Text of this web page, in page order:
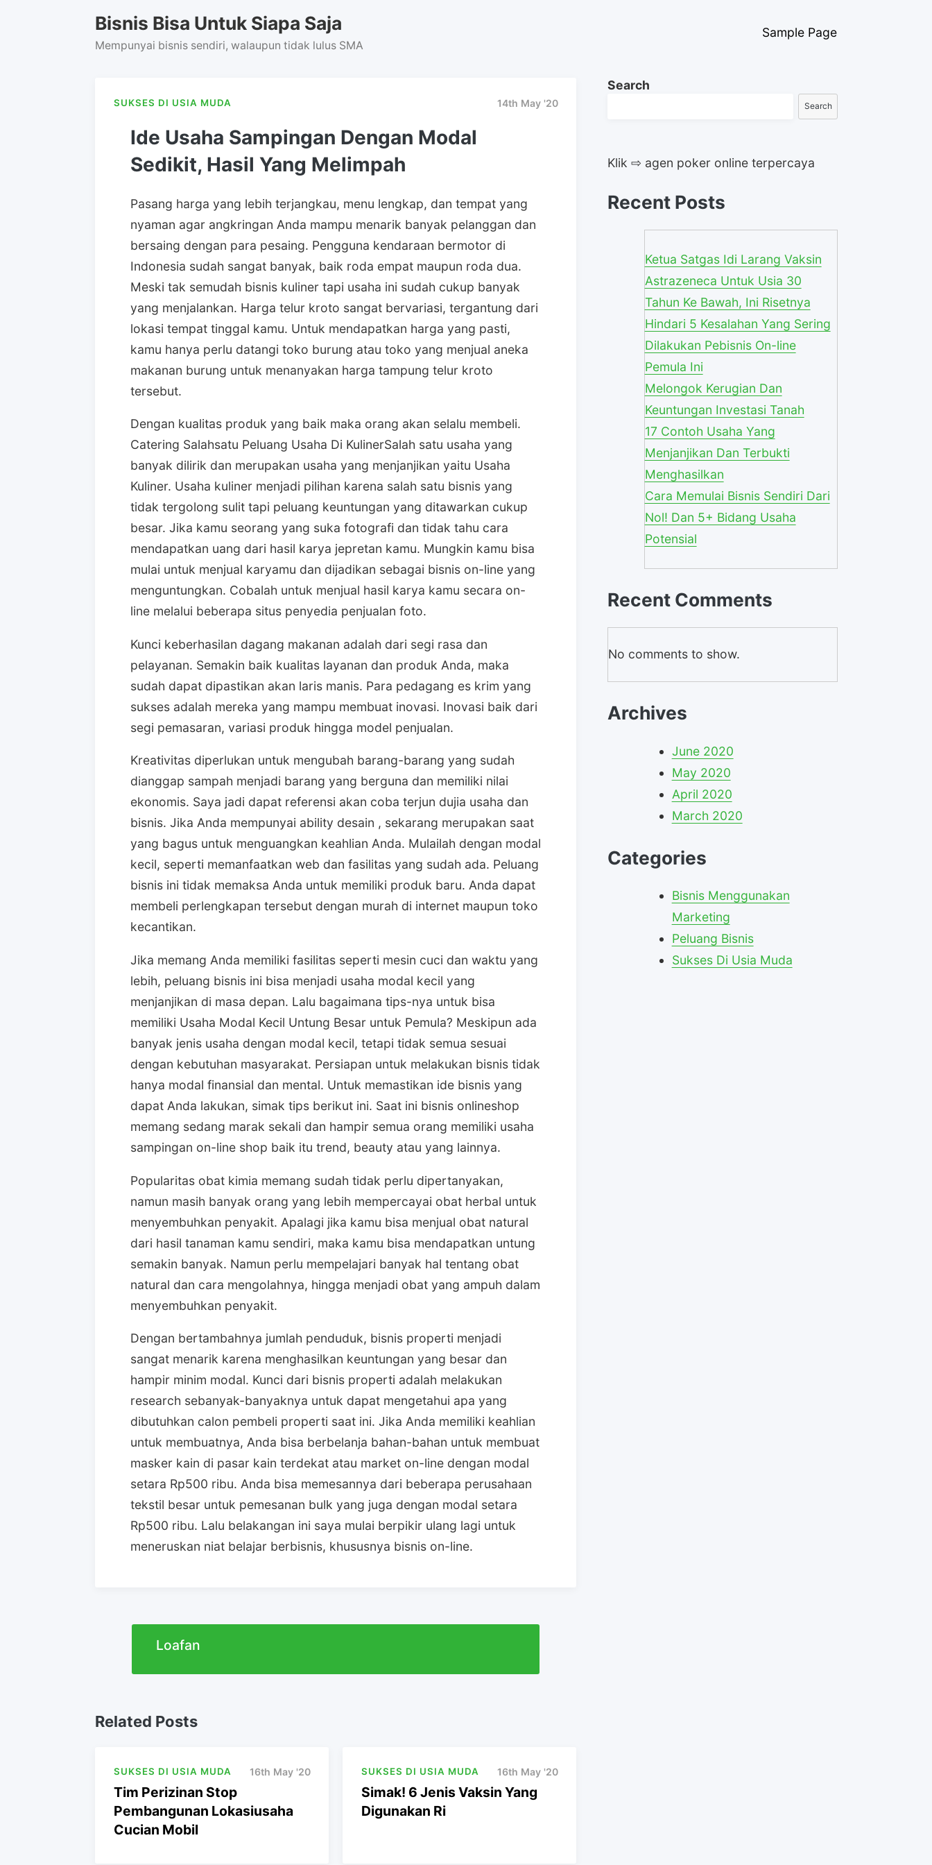
content
Bisnis Bisa Untuk Siapa Saja
Mempunyai bisnis sendiri, walaupun tidak lulus SMA
Sample Page
SUKSES DI USIA MUDA 14th May '20
Ide Usaha Sampingan Dengan Modal
Sedikit, Hasil Yang Melimpah
Pasang harga yang lebih terjangkau, menu lengkap, dan tempat yang
nyaman agar angkringan Anda mampu menarik banyak pelanggan dan
bersaing dengan para pesaing. Pengguna kendaraan bermotor di
Indonesia sudah sangat banyak, baik roda empat maupun roda dua.
Meski tak semudah bisnis kuliner tapi usaha ini sudah cukup banyak
yang menjalankan. Harga telur kroto sangat bervariasi, tergantung dari
lokasi tempat tinggal kamu. Untuk mendapatkan harga yang pasti,
kamu hanya perlu datangi toko burung atau toko yang menjual aneka
makanan burung untuk menanyakan harga tampung telur kroto
tersebut.
Dengan kualitas produk yang baik maka orang akan selalu membeli.
Catering Salahsatu Peluang Usaha Di KulinerSalah satu usaha yang
banyak dilirik dan merupakan usaha yang menjanjikan yaitu Usaha
Kuliner. Usaha kuliner menjadi pilihan karena salah satu bisnis yang
tidak tergolong sulit tapi peluang keuntungan yang ditawarkan cukup
besar. Jika kamu seorang yang suka fotografi dan tidak tahu cara
mendapatkan uang dari hasil karya jepretan kamu. Mungkin kamu bisa
mulai untuk menjual karyamu dan dijadikan sebagai bisnis on-line yang
menguntungkan. Cobalah untuk menjual hasil karya kamu secara on-
line melalui beberapa situs penyedia penjualan foto.
Kunci keberhasilan dagang makanan adalah dari segi rasa dan
pelayanan. Semakin baik kualitas layanan dan produk Anda, maka
sudah dapat dipastikan akan laris manis. Para pedagang es krim yang
sukses adalah mereka yang mampu membuat inovasi. Inovasi baik dari
segi pemasaran, variasi produk hingga model penjualan.
Kreativitas diperlukan untuk mengubah barang-barang yang sudah
dianggap sampah menjadi barang yang berguna dan memiliki nilai
ekonomis. Saya jadi dapat referensi akan coba terjun dujia usaha dan
bisnis. Jika Anda mempunyai ability desain , sekarang merupakan saat
yang bagus untuk menguangkan keahlian Anda. Mulailah dengan modal
kecil, seperti memanfaatkan web dan fasilitas yang sudah ada. Peluang
bisnis ini tidak memaksa Anda untuk memiliki produk baru. Anda dapat
membeli perlengkapan tersebut dengan murah di internet maupun toko
kecantikan.
Jika memang Anda memiliki fasilitas seperti mesin cuci dan waktu yang
lebih, peluang bisnis ini bisa menjadi usaha modal kecil yang
menjanjikan di masa depan. Lalu bagaimana tips-nya untuk bisa
memiliki Usaha Modal Kecil Untung Besar untuk Pemula? Meskipun ada
banyak jenis usaha dengan modal kecil, tetapi tidak semua sesuai
dengan kebutuhan masyarakat. Persiapan untuk melakukan bisnis tidak
hanya modal finansial dan mental. Untuk memastikan ide bisnis yang
dapat Anda lakukan, simak tips berikut ini. Saat ini bisnis onlineshop
memang sedang marak sekali dan hampir semua orang memiliki usaha
sampingan on-line shop baik itu trend, beauty atau yang lainnya.
Popularitas obat kimia memang sudah tidak perlu dipertanyakan,
namun masih banyak orang yang lebih mempercayai obat herbal untuk
menyembuhkan penyakit. Apalagi jika kamu bisa menjual obat natural
dari hasil tanaman kamu sendiri, maka kamu bisa mendapatkan untung
semakin banyak. Namun perlu mempelajari banyak hal tentang obat
natural dan cara mengolahnya, hingga menjadi obat yang ampuh dalam
menyembuhkan penyakit.
Dengan bertambahnya jumlah penduduk, bisnis properti menjadi
sangat menarik karena menghasilkan keuntungan yang besar dan
hampir minim modal. Kunci dari bisnis properti adalah melakukan
research sebanyak-banyaknya untuk dapat mengetahui apa yang
dibutuhkan calon pembeli properti saat ini. Jika Anda memiliki keahlian
untuk membuatnya, Anda bisa berbelanja bahan-bahan untuk membuat
masker kain di pasar kain terdekat atau market on-line dengan modal
setara Rp500 ribu. Anda bisa memesannya dari beberapa perusahaan
tekstil besar untuk pemesanan bulk yang juga dengan modal setara
Rp500 ribu. Lalu belakangan ini saya mulai berpikir ulang lagi untuk
meneruskan niat belajar berbisnis, khususnya bisnis on-line.
Loafan
Related Posts
SUKSES DI USIA MUDA 16th May '20
Tim Perizinan Stop
Pembangunan Lokasiusaha
Cucian Mobil
SUKSES DI USIA MUDA 16th May '20
Simak! 6 Jenis Vaksin Yang
Digunakan Ri
Search
Search
Klik ⇨ agen poker online terpercaya
Recent Posts
Ketua Satgas Idi Larang Vaksin
Astrazeneca Untuk Usia 30
Tahun Ke Bawah, Ini Risetnya
Hindari 5 Kesalahan Yang Sering
Dilakukan Pebisnis On-line
Pemula Ini
Melongok Kerugian Dan
Keuntungan Investasi Tanah
17 Contoh Usaha Yang
Menjanjikan Dan Terbukti
Menghasilkan
Cara Memulai Bisnis Sendiri Dari
Nol! Dan 5+ Bidang Usaha
Potensial
Recent Comments
No comments to show.
Archives
June 2020
May 2020
April 2020
March 2020
Categories
Bisnis Menggunakan
Marketing
Peluang Bisnis
Sukses Di Usia Muda